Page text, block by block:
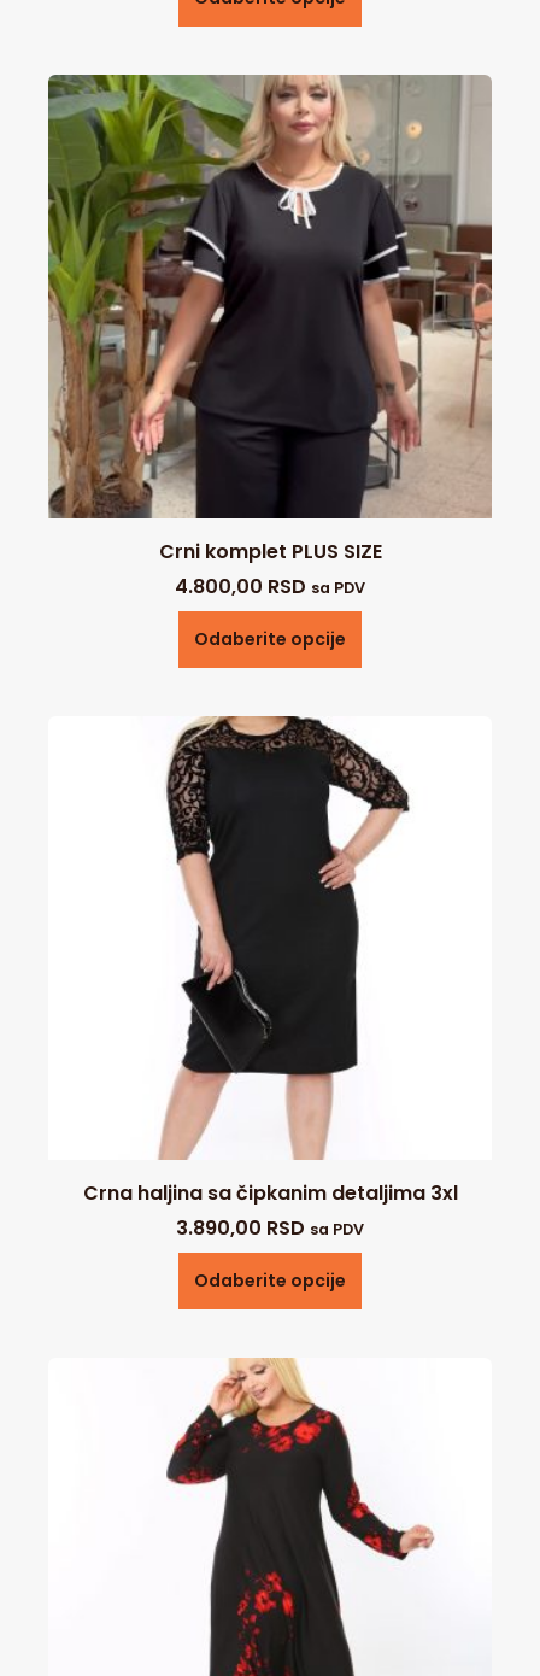
Crni komplet PLUS SIZE
4.800,00 RSD sa PDV
Odaberite opcije
Crna haljina sa čipkanim detaljima 3xl
3.890,00 RSD sa PDV
Odaberite opcije